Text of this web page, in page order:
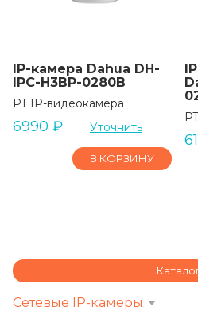
IP-камера Dahua DH-
IPC-H3BP-0280B
PT IP-видеокамера
6990 ₽ Уточнить
В КОРЗИНУ
Сетевые IP-камеры